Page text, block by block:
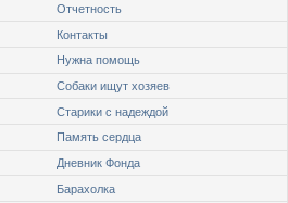
Отчетность
Контакты
Нужна помощь
Собаки ищут хозяев
Старики с надеждой
Память сердца
Дневник Фонда
Барахолка